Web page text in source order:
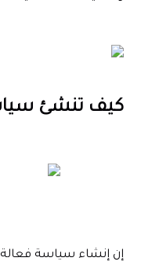
كيف تنشئ
إن إنشاء سياسة